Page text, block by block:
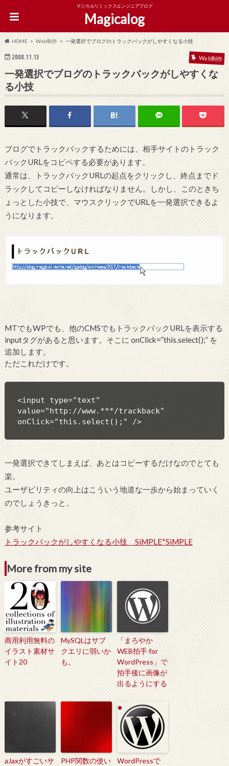
マジカルリミックスエンジニアブログ
Magicalog
HOME Web制作 一発選択でブログのトラックバックがしやすくなる小技
2008.11.13 Web制作
一発選択でブログのトラックバックがしやすくな
る小技
ブログでトラックバックするためには、相手サイトのトラック
バックURLをコピペする必要があります。
通常は、トラックバックURLの起点をクリックし、終点までド
ラックしてコピーしなければなりません。しかし、このときち
ょっとした小技で、マウスクリックでURLを一発選択できるよ
うになります。
MTでもWPでも、他のCMSでもトラックバックURLを表示する
inputタグがあると思います。そこに onClick=”this.select();” を
追加します。
ただこれだけです。
<input type="text"
value="http://www.***/trackback"
onClick="this.select();" />
一発選択できてしまえば、あとはコピーするだけなのでとても
楽。
ユーザビリティの向上はこういう地道な一歩から始まっていく
のでしょうきっと。
参考サイト
トラックバックがしやすくなる小技 SiMPLE*SiMPLE
More from my site
商用利用無料の
イラスト素材サ
イト20
MySQLはサブ
クエリに弱いか
も。
「まろやか
WEB拍手 for
WordPress」で
拍手後に画像が
出るようにする
aJaxがすごいサ
PHP関数の使い
WordPressで